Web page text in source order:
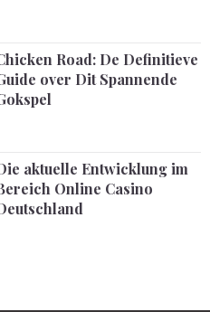
Road: De Definitieve
over Dit Spannende
aktuelle Entwicklung im
Online Casino